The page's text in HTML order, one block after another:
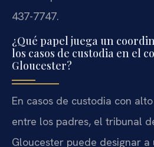
437-7747.
¿Qué papel juega un
los casos de custodia en el
Gloucester?
En casos de custodia con
entre los padres, el tribunal
Gloucester puede designar